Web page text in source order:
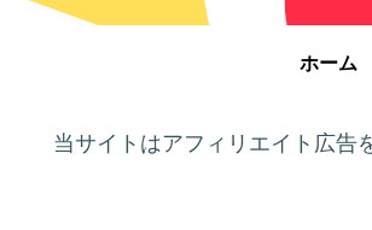
ホーム
当サイトはアフィリエイト広告